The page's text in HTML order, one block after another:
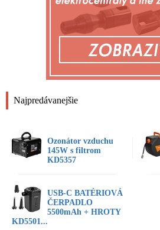
Najpredávanejšie
Ozonátor vzduchu
145W s filtrom
KD5357
USB-C BATÉRIOVÁ
ČERPADLO
5500mAh + HROTY
KD5501...